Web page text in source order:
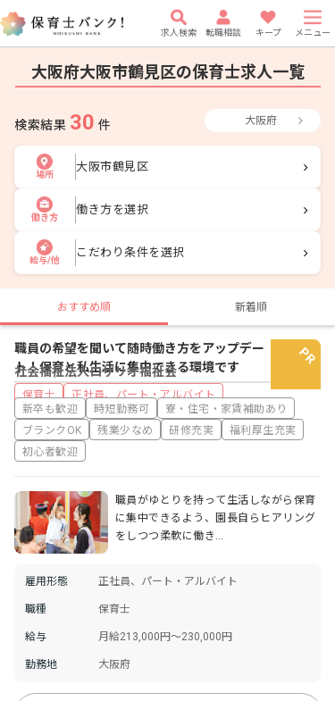
求人検索 転職相談 キープ メニュー
大阪府大阪市鶴見区の保育士求人一覧
検索結果 30 件 大阪府
場所
大阪市鶴見区
働き方
働き方を選択
給与/他
こだわり条件を選択
おすすめ順 新着順
社会福祉法人ロザリオ福祉会
保育士 正社員、パート・アルバイト
職員の希望を聞いて随時働き方をアップデー
ト！保育と私生活に集中できる環境です
新卒も歓迎 時短勤務可
寮・住宅・家賃補助あり
ブランクOK
残業少なめ 研修充実
福利厚生充実
初心者歓迎
職員がゆとりを持って生活しながら保育
に集中できるよう、園長自らヒアリング
をしつつ柔軟に働き…
雇用形態 正社員、パート・アルバイト
職種 保育士
給与 月給213,000円～230,000円
勤務地 大阪府